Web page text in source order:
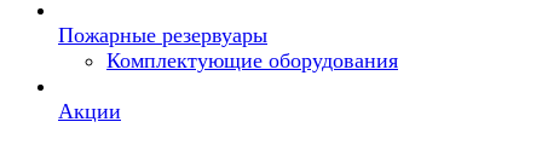
Пожарные резервуары
Комплектующие оборудования
Акции